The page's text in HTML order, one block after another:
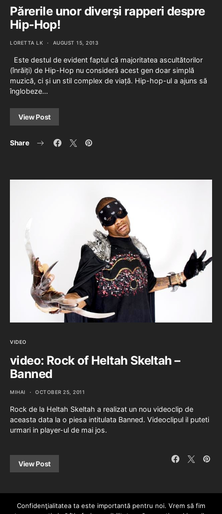
Părerile unor diverși rapperi despre
Hip-Hop!
LORETTA LK AUGUST 15, 2013
Este destul de evident faptul că majoritatea ascultătorilor
(înrăiți) de Hip-Hop nu consideră acest gen doar simplă
muzică, ci și un stil complex de viață. Hip-hop-ul a ajuns să
înglobeze…
View Post
Share
VIDEO
video: Rock of Heltah Skeltah –
Banned
MIHAI OCTOBER 25, 2011
Rock de la Heltah Skeltah a realizat un nou videoclip de
aceasta data la o piesa intitulata Banned. Videoclipul il puteti
urmari in player-ul de mai jos.
View Post
Confidenţialitatea ta este importantă pentru noi. Vrem să fim